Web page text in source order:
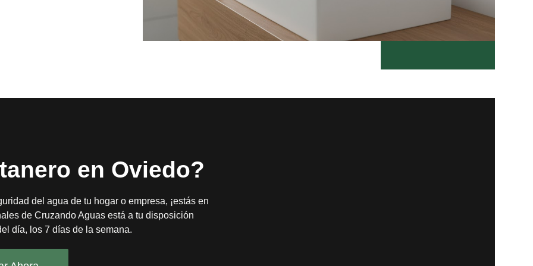
en Oviedo?
del agua de tu hogar o empresa, ¡estás en
de Cruzando Aguas está a tu disposición
día, los 7 días de la semana.